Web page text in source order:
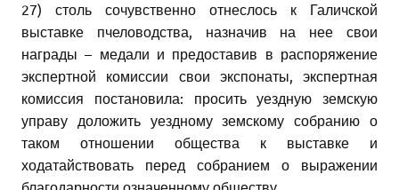
27) столь сочувственно отнеслось к Галичской
выставке пчеловодства, назначив на нее свои
награды – медали и предоставив в распоряжение
экспертной комиссии свои экспонаты, экспертная
комиссия постановила: просить уездную земскую
управу доложить уездному земскому собранию о
таком отношении общества к выставке и
ходатайствовать перед собранием о выражении